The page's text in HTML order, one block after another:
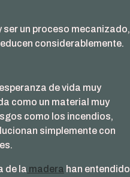
un proceso mecanizado,
considerablemente.
de vida muy
como un material muy
como los incendios,
simplemente con
de la madera han entendido